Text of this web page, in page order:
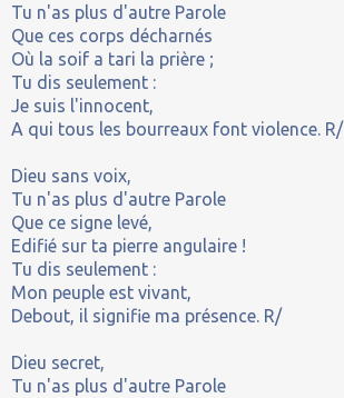
Tu n'as plus d'autre Parole
Que ces corps décharnés
Où la soif a tari la prière ;
Tu dis seulement :
Je suis l'innocent,
A qui tous les bourreaux font violence. R/
Dieu sans voix,
Tu n'as plus d'autre Parole
Que ce signe levé,
Edifié sur ta pierre angulaire !
Tu dis seulement :
Mon peuple est vivant,
Debout, il signifie ma présence. R/
Dieu secret,
Tu n'as plus d'autre Parole